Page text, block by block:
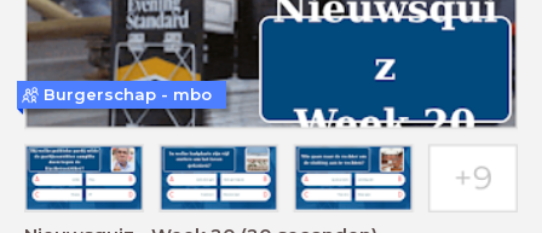
Burgerschap - mbo